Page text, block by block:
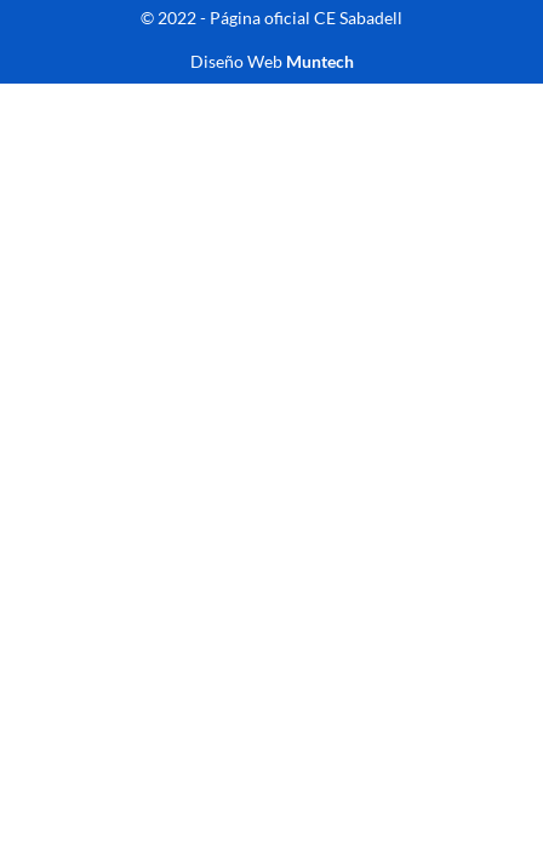
© 2022 - Página oficial CE Sabadell
Diseño Web Muntech